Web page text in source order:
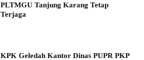
PLTMGU Tanjung Karang Tetap
Terjaga
KPK Geledah Kantor Dinas PUPR PKP